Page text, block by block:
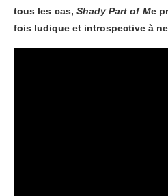
tous les cas, Shady Part of Me
fois ludique et introspective à